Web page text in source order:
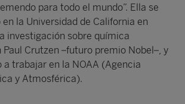
para todo el mundo”. Ella se
la Universidad de California en
investigación sobre química
Crutzen –futuro premio Nobel–, y
a trabajar en la NOAA (Agencia
y Atmosférica).